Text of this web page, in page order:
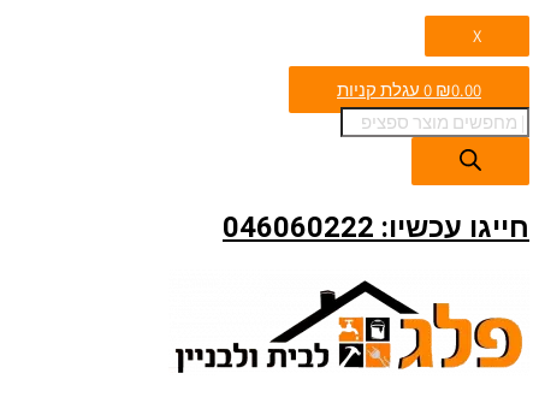
X
₪0.00
0 עגלת קניות
חייגו עכשיו: 046060222